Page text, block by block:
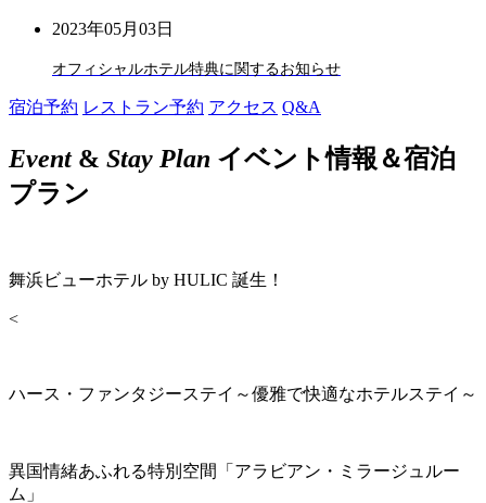
2023年05月03日
オフィシャルホテル特典に関するお知らせ
宿泊予約 レストラン予約 アクセス Q&A
Event& Stay Plan イベント情報＆宿泊
プラン
舞浜ビューホテル by HULIC 誕生！
<
ハース・ファンタジーステイ～優雅で快適なホテルステイ～
異国情緒あふれる特別空間「アラビアン・ミラージュルー
ム」